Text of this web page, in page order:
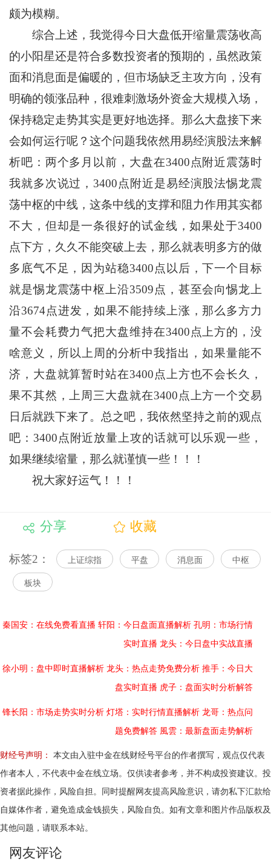
颇为模糊。
综合上述，我觉得今日大盘低开缩量震荡收高
的小阳星还是符合多数投资者的预期的，虽然政策
面和消息面是偏暖的，但市场缺乏主攻方向，没有
明确的领涨品种，很难刺激场外资金大规模入场，
保持稳定走势其实是更好地选择。那么大盘接下来
会如何运行呢？这个问题我依然用易经演股法来解
析吧：两个多月以前，大盘在3400点附近震荡时
我就多次说过，3400点附近是易经演股法惕龙震
荡中枢的中线，这条中线的支撑和阻力作用其实都
不大，但却是一条很好的试金线，如果处于3400
点下方，久久不能突破上去，那么就表明多方的做
多底气不足，因为站稳3400点以后，下一个目标
就是惕龙震荡中枢上沿3509点，甚至会向惕龙上
沿3674点进发，如果不能持续上涨，那么多方力
量不会耗费力气把大盘维持在3400点上方的，没
啥意义，所以上周的分析中我指出，如果量能不
济，大盘就算暂时站在3400点上方也不会长久，
果不其然，上周三大盘就在3400点上方一个交易
日后就跌下来了。总之吧，我依然坚持之前的观点
吧：3400点附近放量上攻的话就可以乐观一些，
如果继续缩量，那么就谨慎一些！！！
祝大家好运气！！！
分享 收藏
标签2： 上证综指 平盘 消息面 中枢
板块
秦国安：在线免费看直播 轩阳：今日盘面直播解析 孔明：市场行情
实时直播 龙头：今日盘中实战直播
徐小明：盘中即时直播解析 龙头：热点走势免费分析 推手：今日大
盘实时直播 虎子：盘面实时分析解答
锋长阳：市场走势实时分析 灯塔：实时行情直播解析 龙哥：热点问
题免费解答 風雲：最新盘面走势解析
财经号声明：
本文由入驻中金在线财经号平台的作者撰写，观点仅代表
作者本人，不代表中金在线立场。仅供读者参考，并不构成投资建议。投
资者据此操作，风险自担。同时提醒网友提高风险意识，请勿私下汇款给
自媒体作者，避免造成金钱损失，风险自负。如有文章和图片作品版权及
其他问题，请联系本站。